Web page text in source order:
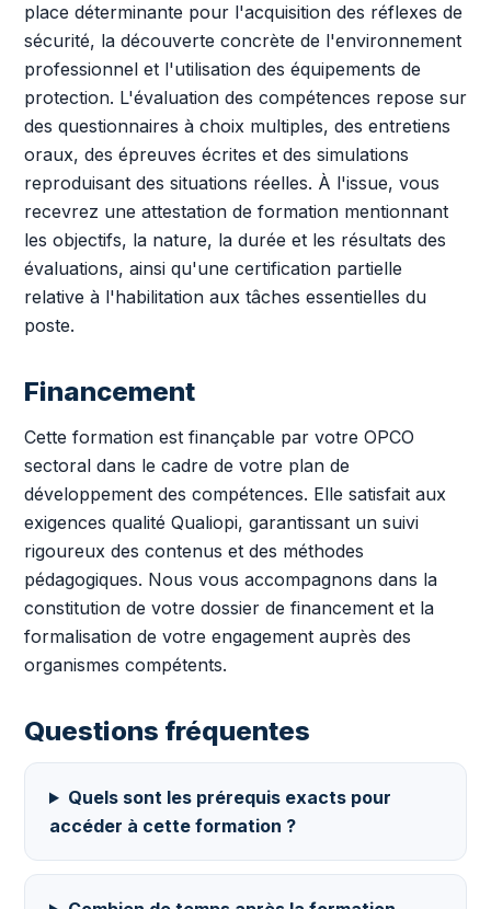
place déterminante pour l'acquisition des réflexes de
sécurité, la découverte concrète de l'environnement
professionnel et l'utilisation des équipements de
protection. L'évaluation des compétences repose sur
des questionnaires à choix multiples, des entretiens
oraux, des épreuves écrites et des simulations
reproduisant des situations réelles. À l'issue, vous
recevrez une attestation de formation mentionnant
les objectifs, la nature, la durée et les résultats des
évaluations, ainsi qu'une certification partielle
relative à l'habilitation aux tâches essentielles du
poste.
Financement
Cette formation est finançable par votre OPCO
sectoral dans le cadre de votre plan de
développement des compétences. Elle satisfait aux
exigences qualité Qualiopi, garantissant un suivi
rigoureux des contenus et des méthodes
pédagogiques. Nous vous accompagnons dans la
constitution de votre dossier de financement et la
formalisation de votre engagement auprès des
organismes compétents.
Questions fréquentes
Quels sont les prérequis exacts pour
accéder à cette formation ?